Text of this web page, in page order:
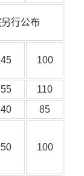
行公布
45 100
55
110
40
85
50 100